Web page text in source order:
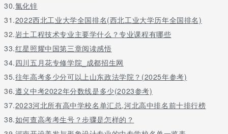
30.氯化锌
31.2022西北工业大学全国排名(西北工业大学历年全国排名)
32.岩土工程技术专业主要学什么？专业课程有哪些
33.红星照耀中国第三章阅读感悟
34.四川五月花专修学院_成都招生网
35.往年高考多少分可以上山东政法学院？(2025年参考)
36.遵义中考2022年分数线是多少(2023参考)
37.2023河北所有高中学校名单汇总,河北高中排名前十排行榜
38.如何查高考考生号？步骤是怎样的？